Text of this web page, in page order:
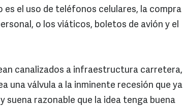
el uso de teléfonos celulares, la compra
o los viáticos, boletos de avión y el
canalizados a infraestructura carretera,
una válvula a la inminente recesión que ya
suena razonable que la idea tenga buena